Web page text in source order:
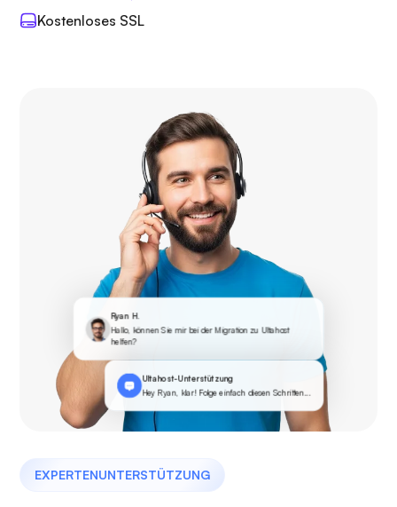
Kostenloses SSL
EXPERTENUNTERSTÜTZUNG
Ryan H.
Hallo, können Sie mir bei der Migration zu Ultahost
helfen?
Ultahost-Unterstützung
Hey Ryan, klar! Folge einfach diesen Schritten...